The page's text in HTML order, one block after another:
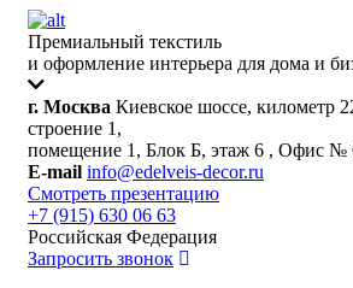
Премиальный текстиль
и оформление интерьера для дома и
г. Москва Киевское шоссе, километр
строение 1,
помещение 1, Блок Б, этаж 6 , Офис №
E-mail info@edelveis-decor.ru
Смотреть презентацию
+7 (915) 630 06 63
Российская Федерация
Запросить звонок